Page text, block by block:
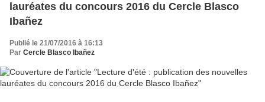
lauréates du concours 2016 du Cercle Blasco
Ibañez
Publié le 21/07/2016 à 16:13
Par Cercle Blasco Ibañez